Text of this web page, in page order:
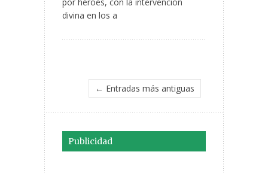
por héroes, con la intervención
divina en los a
← Entradas más antiguas
Publicidad